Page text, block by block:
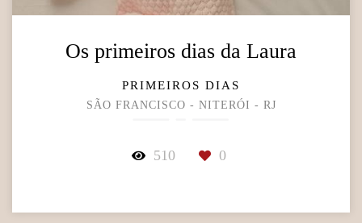
Os primeiros dias da Laura
PRIMEIROS DIAS
SÃO FRANCISCO - NITERÓI - RJ
510 0